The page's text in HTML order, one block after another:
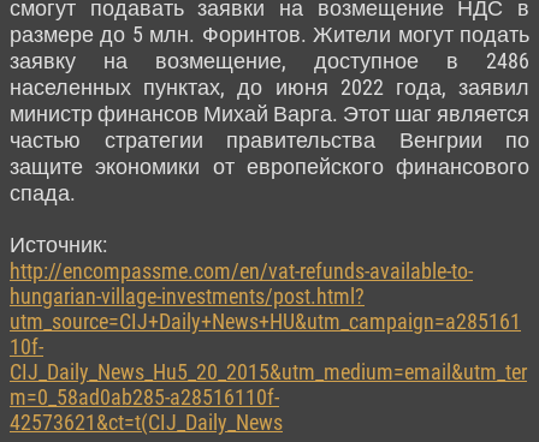
смогут подавать заявки на возмещение НДС в
размере до 5 млн. Форинтов. Жители могут подать
заявку на возмещение, доступное в 2486
населенных пунктах, до июня 2022 года, заявил
министр финансов Михай Варга. Этот шаг является
частью стратегии правительства Венгрии по
защите экономики от европейского финансового
спада.
Источник:
http://encompassme.com/en/vat-refunds-available-to-
hungarian-village-investments/post.html?
utm_source=CIJ+Daily+News+HU&utm_campaign=a285161
10f-
CIJ_Daily_News_Hu5_20_2015&utm_medium=email&utm_ter
m=0_58ad0ab285-a28516110f-
42573621&ct=t(CIJ_Daily_News